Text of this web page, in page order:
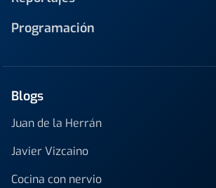
Programación
Blogs
Juan de la Herrán
Javier Vizcaino
Cocina con nervio